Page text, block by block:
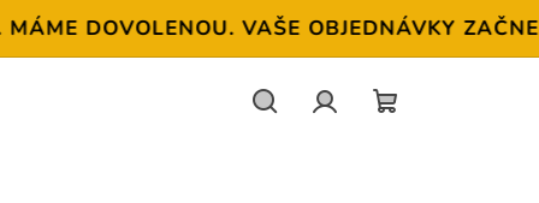
DOVOLENOU. VAŠE OBJEDNÁVKY ZAČNEME